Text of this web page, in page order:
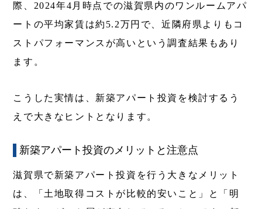
際、2024年4月時点での滋賀県内のワンルームアパ
ートの平均家賃は約5.2万円で、近隣府県よりもコ
ストパフォーマンスが高いという調査結果もあり
ます。
こうした実情は、新築アパート投資を検討するう
えで大きなヒントとなります。
新築アパート投資のメリットと注意点
滋賀県で新築アパート投資を行う大きなメリット
は、「土地取得コストが比較的安いこと」と「明